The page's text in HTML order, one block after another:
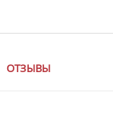
ОТЗЫВЫ